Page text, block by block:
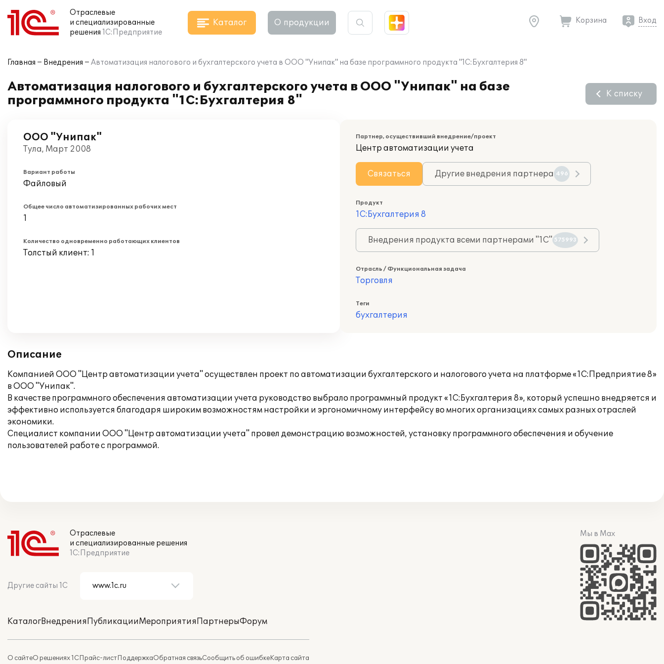
Отраслевые
и специализированные
решения 1С:Предприятие
Каталог О продукции Корзина Вход
Главная Внедрения Автоматизация налогового и бухгалтерского учета в ООО "Унипак" на базе программного продукта "1С:Бухгалтерия 8"
Автоматизация налогового и бухгалтерского учета в ООО "Унипак" на базе
программного продукта "1С:Бухгалтерия 8"
К списку
ООО "Унипак"
Тула, Март 2008
Вариант работы
Файловый
Общее число автоматизированных рабочих мест
1
Количество одновременно работающих клиентов
Толстый клиент: 1
Партнер, осуществивший внедрение/проект
Центр автоматизации учета
Связаться Другие внедрения партнера 496
Продукт
1С:Бухгалтерия 8
Внедрения продукта всеми партнерами "1С" 575993
Отрасль / Функциональная задача
Торговля
Теги
бухгалтерия
Описание
Компанией ООО "Центр автоматизации учета" осуществлен проект по автоматизации бухгалтерского и налогового учета на платформе «1С:Предприятие 8»
в ООО "Унипак".
В качестве программного обеспечения автоматизации учета руководство выбрало программный продукт «1С:Бухгалтерия 8», который успешно внедряется и
эффективно используется благодаря широким возможностям настройки и эргономичному интерфейсу во многих организациях самых разных отраслей
экономики.
Специалист компании ООО "Центр автоматизации учета" провел демонстрацию возможностей, установку программного обеспечения и обучение
пользователей работе с программой.
Отраслевые
и специализированные решения
1С:Предприятие
Другие сайты 1С
КаталогВнедренияПубликацииМероприятияПартнерыФорум
О сайтеО решениях 1СПрайс-листПоддержкаОбратная связьСообщить об ошибкеКарта сайта
Мы в Max